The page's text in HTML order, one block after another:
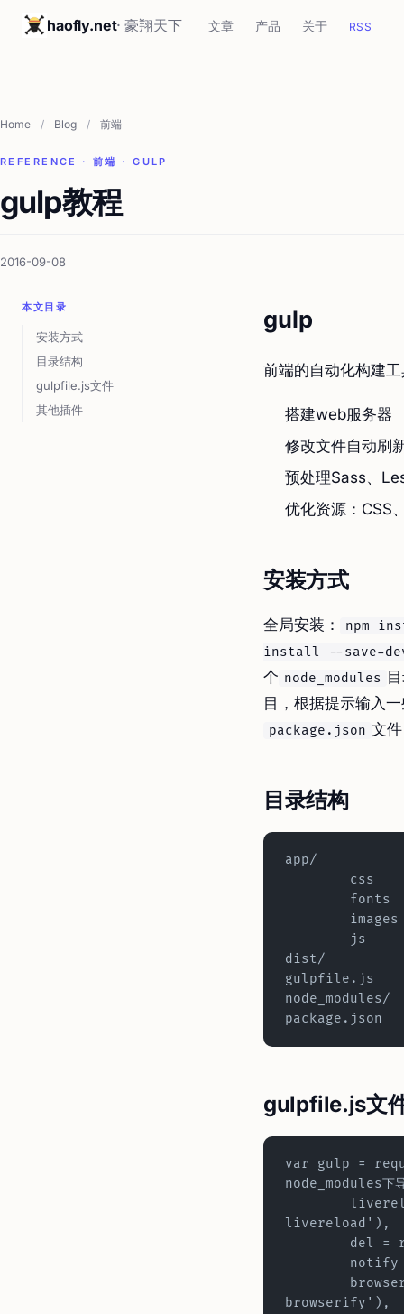
haofly.net· 豪翔天下 文章 产品 关于 RSS
Home / Blog / 前端
REFERENCE · 前端 · GULP
gulp教程
2016-09-08
本文目录
安装方式
目录结构
gulpfile.js文件
其他插件
gulp
前端的自动化构建
搭建web服务器
修改文件自动刷
预处理Sass、
优化资源：CSS
安装方式
全局安装：
npm
install --save-
个 node_modules
目，根据提示输入
package.json 文件
目录结构
	css
	fonts
	images
	js
gulpfile.js
node_modules/
package.json
gulpfile.js文
var gulp =
node_modules下
livereload'),
del =
browserify'),